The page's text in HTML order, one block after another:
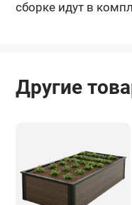
сборке идут в
Другие